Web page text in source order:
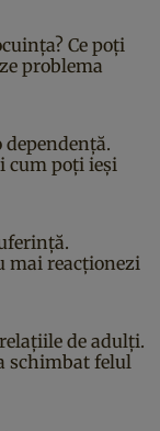
Ce poți
problema
cum poți ieși
mai reacționezi
de adulți.
schimbat felul